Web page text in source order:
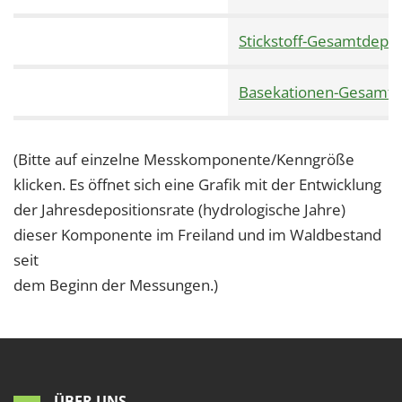
Stickstoff-
Basekationen-
(Bitte auf einzelne Messkomponente/Kenngröße
klicken. Es öffnet sich eine Grafik mit der Entwicklung
der Jahresdepositionsrate (hydrologische Jahre)
dieser Komponente im Freiland und im Waldbestand
seit
dem Beginn der Messungen.)
Um Inhalte von Videoplattformen und Social Media
YouTube
Vimeo